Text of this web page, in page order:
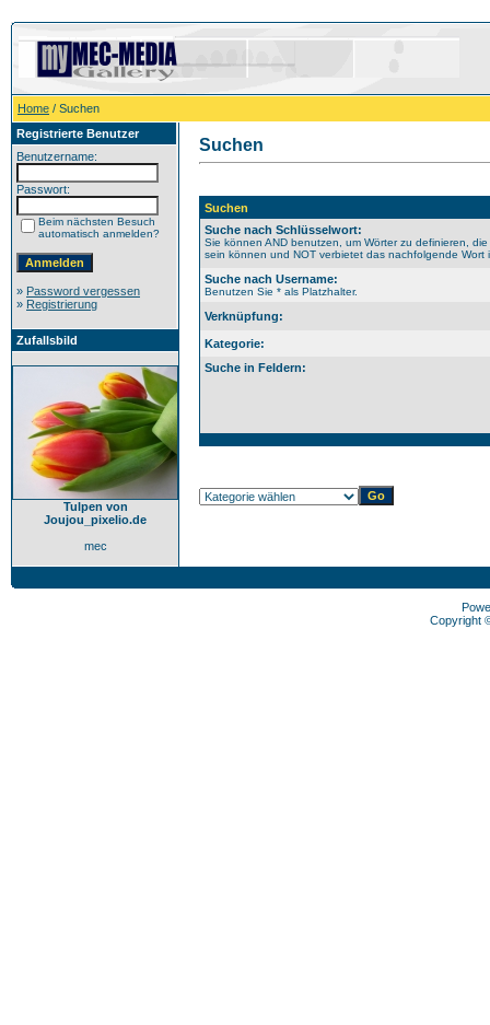
Home / Suchen
Registrierte Benutzer
Benutzername:
Passwort:
Beim nächsten Besuch
automatisch anmelden?
» Password vergessen
» Registrierung
Zufallsbild
Tulpen von
Joujou_pixelio.de
mec
Suchen
Suchen
Suche nach Schlüsselwort:
Sie können AND benutzen, um Wörter zu definieren,
sein können und NOT verbietet das nachfolgende Wort
Suche nach Username:
Benutzen Sie * als Platzhalter.
Verknüpfung:
Kategorie:
Suche in Feldern:
Copyright